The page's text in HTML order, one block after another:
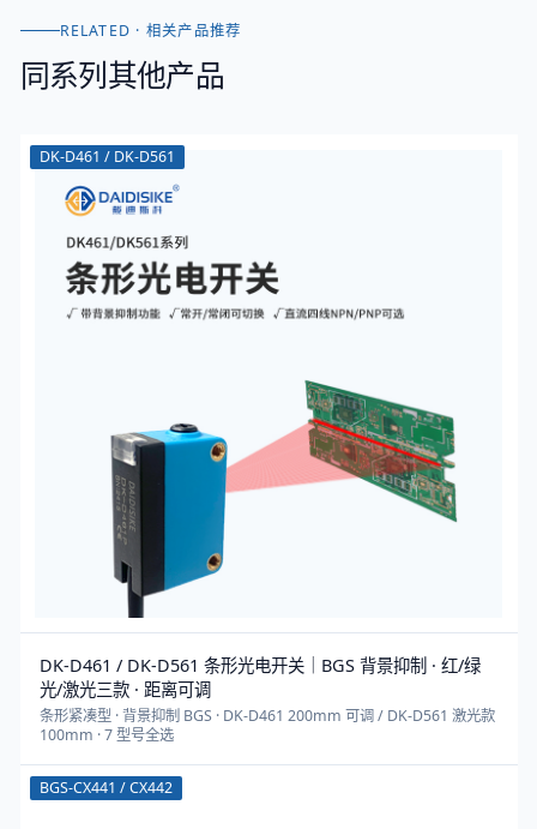
RELATED · 相关产品推荐
同系列其他产品
DK-D461 / DK-D561
DK-D461 / DK-D561 条形光电开关｜BGS 背景抑制 · 红/绿
光/激光三款 · 距离可调
条形紧凑型 · 背景抑制 BGS · DK-D461 200mm 可调 / DK-D561 激光款
100mm · 7 型号全选
BGS-CX441 / CX442